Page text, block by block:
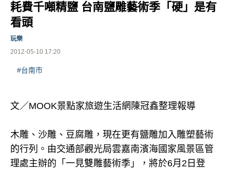
耗費千噸精鹽 台南鹽雕藝術季「硬」是有
看頭
2012-05-10 17:20
玩樂
#台南市
文／MOOK景點家旅遊生活網陳冠鑫整理報導
木雕、沙雕、豆腐雕，現在更有鹽雕加入雕塑藝術
的行列。由交通部觀光局雲嘉南濱海國家風景區管
理處主辦的「一見雙雕藝術季」，將於6月2日登